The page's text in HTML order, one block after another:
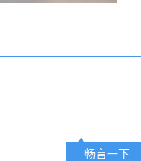
畅言一下